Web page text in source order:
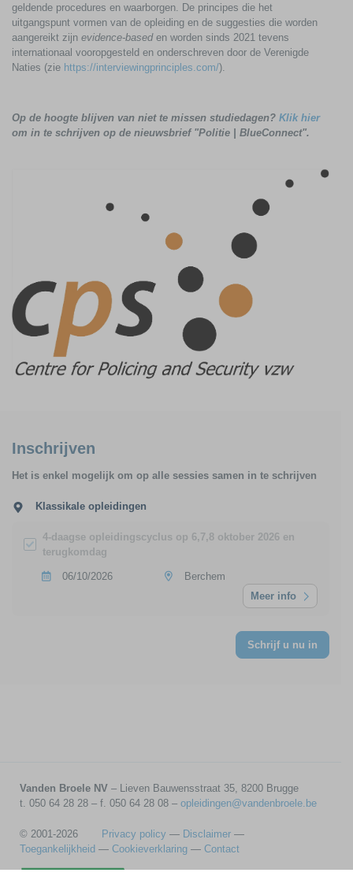
geldende procedures en waarborgen. De principes die het
uitgangspunt vormen van de opleiding en de suggesties die worden
aangereikt zijn evidence-baseden worden sinds 2021 tevens
internationaal vooropgesteld en onderschreven door de Verenigde
Naties (zie https://interviewingprinciples.com/).
Op de hoogte blijven van niet te missen studiedagen? Klik hier
om in te schrijven op de nieuwsbrief "Politie | BlueConnect".
Inschrijven
Het is enkel mogelijk om op alle sessies samen in te schrijven
Klassikale opleidingen
4-daagse opleidingscyclus op 6,7,8 oktober 2026 en
terugkomdag
06/10/2026
Berchem
Meer info
Schrijf u nu in
Vanden Broele NV – Lieven Bauwensstraat 35, 8200 Brugge
t. 050 64 28 28 – f. 050 64 28 08 – opleidingen@vandenbroele.be
© 2001-2026 Privacy policy — Disclaimer —
Toegankelijkheid — Cookieverklaring — Contact